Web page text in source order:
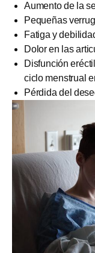
Aumento de la
Pequeñas
Fatiga y
Dolor en las
Disfunción
ciclo menstrual
Pérdida del